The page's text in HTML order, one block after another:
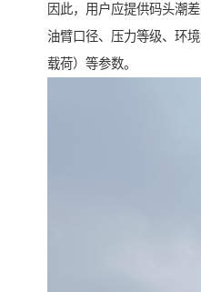
因此，用户应提供码头潮
油臂口径、压力等级、环
载荷）等参数。